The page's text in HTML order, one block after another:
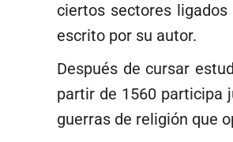
ciertos sectores
escrito por su autor.
Después de cursar
partir de 1560 participa
guerras de religión que